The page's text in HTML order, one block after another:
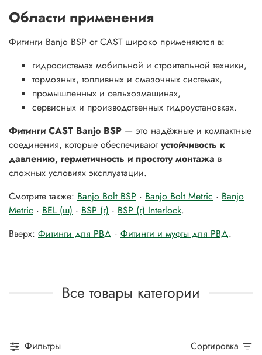
Области применения
Фитинги Banjo BSP от CAST широко применяются в:
гидросистемах мобильной и строительной техники,
тормозных, топливных и смазочных системах,
промышленных и сельхозмашинах,
сервисных и производственных гидроустановках.
Фитинги CAST Banjo BSP — это надёжные и компактные
соединения, которые обеспечиваютустойчивость к
давлению, герметичность и простоту монтажа в
сложных условиях эксплуатации.
Смотрите также: Banjo Bolt BSP · Banjo Bolt Metric · Banjo
Metric · BEL (ш) · BSP (г) · BSP (г) Interlock.
Вверх: Фитинги для РВД · Фитинги и муфты для РВД.
Все товары категории
Фильтры Сортировка